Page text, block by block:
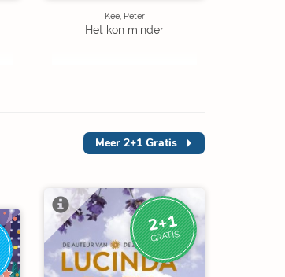
Kee, Peter
Het kon minder
Meer 2+1 Gratis
2+1
GRATIS